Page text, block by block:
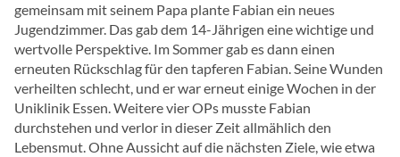
gemeinsam mit seinem Papa plante Fabian ein neues
Jugendzimmer. Das gab dem 14-Jährigen eine wichtige und
wertvolle Perspektive. Im Sommer gab es dann einen
erneuten Rückschlag für den tapferen Fabian. Seine Wunden
verheilten schlecht, und er war erneut einige Wochen in der
Uniklinik Essen. Weitere vier OPs musste Fabian
durchstehen und verlor in dieser Zeit allmählich den
Lebensmut. Ohne Aussicht auf die nächsten Ziele, wie etwa